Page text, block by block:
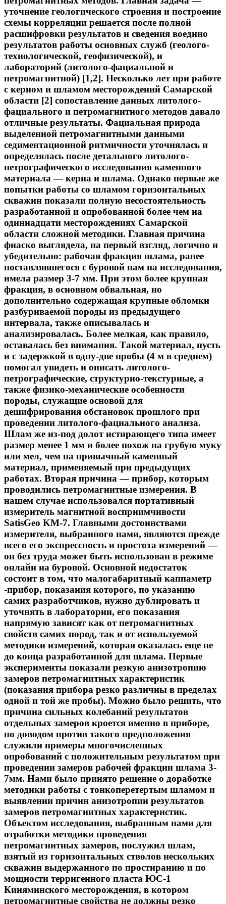
уточнение геологического строения и построение
схемы корреляции решается после полной
расшифровки результатов и сведения воедино
результатов работы основных служб (геолого-
технологической, геофизической), и
лабораторий (литолого-фациальной и
петромагнитной) [1,2]. Несколько лет при работе
с керном и шламом месторождений Самарской
области [2] сопоставление данных литолого-
фациального и петромагнитного методов давало
отличные результаты. Фациальная природа
выделенной петромагнитными данными
седиментационной ритмичности уточнялась и
определялась после детального литолого-
петрографического исследования каменного
материала — керна и шлама. Однако первые же
попытки работы со шламом горизонтальных
скважин показали полную несостоятельность
разработанной и опробованной более чем на
одиннадцати месторождениях Самарской
области сложной методики. Главная причина
фиаско выглядела, на первый взгляд, логично и
убедительно: рабочая фракция шлама, ранее
поставлявшегося с буровой нам на исследования,
имела размер 3-7 мм. При этом более крупная
фракция, в основном обвальная, но
дополнительно содержащая крупные обломки
разбуриваемой породы из предыдущего
интервала, также описывалась и
анализировалась. Более мелкая, как правило,
оставалась без внимания. Такой материал, пусть
и с задержкой в одну-две пробы (4 м в среднем)
помогал увидеть и описать литолого-
петрографические, структурно-текстурные, а
также физико-механические особенности
породы, служащие основой для
дешифрирования обстановок прошлого при
проведении литолого-фациального анализа.
Шлам же из-под долот истирающего типа имеет
размер менее 1 мм и более похож на грубую муку
или мел, чем на привычный каменный
материал, применяемый при предыдущих
работах. Вторая причина — прибор, которым
проводились петромагнитные измерения. В
нашем случае использовался портативный
измеритель магнитной восприимчивости
SatisGeo KM-7. Главными достоинствами
измерителя, выбранного нами, являются прежде
всего его экспрессность и простота измерений —
он без труда может быть использован в режиме
онлайн на буровой. Основной недостаток
состоит в том, что малогабаритный каппаметр
-прибор, показания которого, по указанию
самих разработчиков, нужно дублировать и
уточнять в лаборатории, его показания
напрямую зависят как от петромагнитных
свойств самих пород, так и от используемой
методики измерений, которая оказалась еще не
до конца разработанной для шлама. Первые
эксперименты показали резкую анизотропию
замеров петромагнитных характеристик
(показания прибора резко различны в пределах
одной и той же пробы). Можно было решить, что
причина сильных колебаний результатов
отдельных замеров кроется именно в приборе,
но доводом против такого предположения
служили примеры многочисленных
опробований с положительным результатом при
проведении замеров рабочей фракции шлама 3-
7мм. Нами было принято решение о доработке
методики работы с тонкоперетертым шламом и
выявлении причин анизотропии результатов
замеров петромагнитных характеристик.
Объектом исследования, выбранным нами для
отработки методики проведения
петромагнитных замеров, послужил шлам,
взятый из горизонтальных стволов нескольких
скважин выдержанного по простиранию и по
мощности терригенного пласта ЮС-1
Киняминского месторождения, в котором
петромагнитные свойства не должны резко